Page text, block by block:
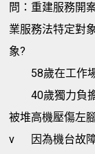
問：重建服務開
業服務法特定對
象?
58歲在工作
40歲獨力負
被堆高機壓傷左
v
因為機台故